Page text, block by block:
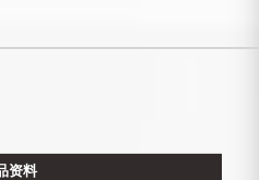
资料